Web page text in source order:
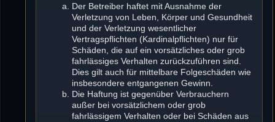
Der Betreiber haftet mit Ausnahme der
Verletzung von Leben, Körper und Gesundheit
und der Verletzung wesentlicher
Vertragspflichten (Kardinalpflichten) nur für
Schäden, die auf ein vorsätzliches oder grob
fahrlässiges Verhalten zurückzuführen sind.
Dies gilt auch für mittelbare Folgeschäden wie
insbesondere entgangenen Gewinn.
Die Haftung ist gegenüber Verbrauchern
außer bei vorsätzlichem oder grob
fahrlässigem Verhalten oder bei Schäden aus